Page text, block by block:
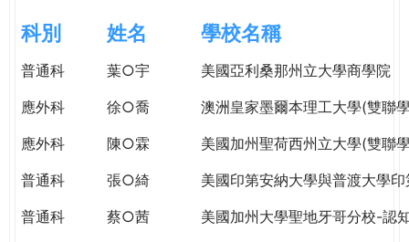
格。
e
r
e
科別 姓名 學校名稱
普通科 葉○宇
美國亞利桑那州立大學商學院
應外科
徐○喬
澳洲皇家墨爾本理工大學(雙聯
應外科
陳○霖
美國加州聖荷西州立大學(雙聯
普通科
張○綺
美國印第安納大學與普渡大學
普通科
蔡○茜
美國加州大學聖地牙哥分校-認